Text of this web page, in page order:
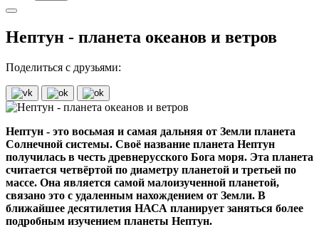
Нептун - планета океанов и ветров
Поделиться с друзьями:
Нептун - это восьмая и самая дальняя от Земли планета
Солнечной системы. Своё название планета Нептун
получилась в честь древнерусского Бога моря. Эта планета
считается четвёртой по диаметру планетой и третьей по
массе. Она является самой малоизученной планетой,
связано это с удаленным нахождением от Земли. В
ближайшее десятилетия НАСА планирует заняться более
подробным изучением планеты Нептун.